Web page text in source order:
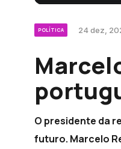
POLÍTICA 24 dez,
O presidente da
futuro. Marcelo